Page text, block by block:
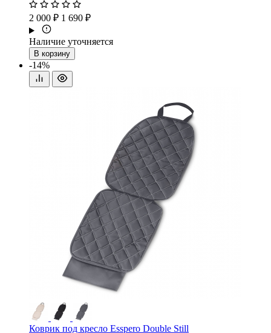
2 000 ₽ 1 690 ₽
Наличие уточняется
В корзину
-14%
Коврик под кресло Esspero Double Still